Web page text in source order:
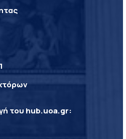
του hub.uoa.gr: